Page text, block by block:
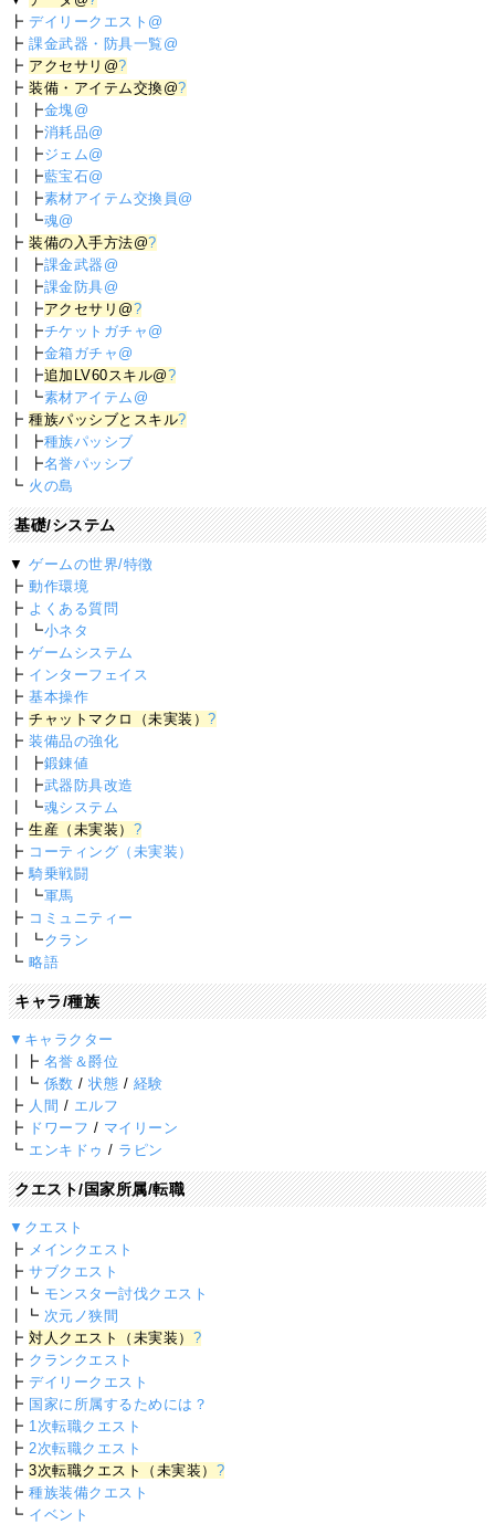
┣デイリークエスト@
┣課金武器・防具一覧@
┣ アクセサリ@?
┣装備・アイテム交換@?
┃ ┣金塊@
┃ ┣消耗品@
┃ ┣ジェム@
┃ ┣藍宝石@
┃ ┣素材アイテム交換員@
┃ ┗魂@
┣装備の入手方法@?
┃ ┣課金武器@
┃ ┣課金防具@
┃ ┣アクセサリ@?
┃ ┣チケットガチャ@
┃ ┣金箱ガチャ@
┃ ┣追加LV60スキル@?
┃ ┗素材アイテム@
┣種族パッシブとスキル?
┃ ┣種族パッシブ
┃ ┣名誉パッシブ
┗ 火の島
基礎/システム
▼ゲームの世界/特徴
┣動作環境
┣ よくある質問
┃ ┗小ネタ
┣ゲームシステム
┣ インターフェイス
┣基本操作
┣チャットマクロ（未実装）?
┣装備品の強化
┃ ┣鍛錬値
┃ ┣武器防具改造
┃ ┗魂システム
┣生産（未実装） ?
┣ コーティング（未実装）
┣騎乗戦闘
┃ ┗軍馬
┣ コミュニティー
┃ ┗クラン
┗略語
キャラ/種族
▼キャラクター
┃┣ 名誉＆爵位
┃┗ 係数 /状態 / 経験
┣ 人間 / エルフ
┣ ドワーフ / マイリーン
┗ エンキドゥ / ラピン
クエスト/国家所属/転職
▼クエスト
┣ メインクエスト
┣サブクエスト
┃┗ モンスター討伐クエスト
┃┗ 次元ノ狭間
┣対人クエスト（未実装） ?
┣ クランクエスト
┣デイリークエスト
┣ 国家に所属するためには？
┣ 1次転職クエスト
┣ 2次転職クエスト
┣3次転職クエスト（未実装） ?
┣種族装備クエスト
┗ イベント